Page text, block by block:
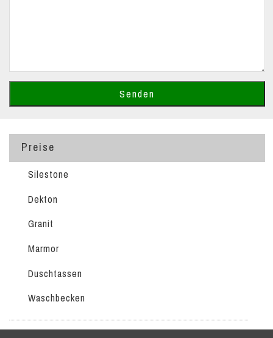
Preise
Silestone
Dekton
Granit
Marmor
Duschtassen
Waschbecken